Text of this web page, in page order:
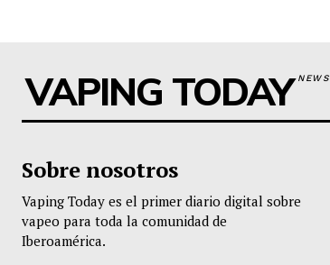
VAPING TODAYNEWS
Sobre nosotros
Vaping Today es el primer diario digital sobre
vapeo para toda la comunidad de
Iberoamérica.